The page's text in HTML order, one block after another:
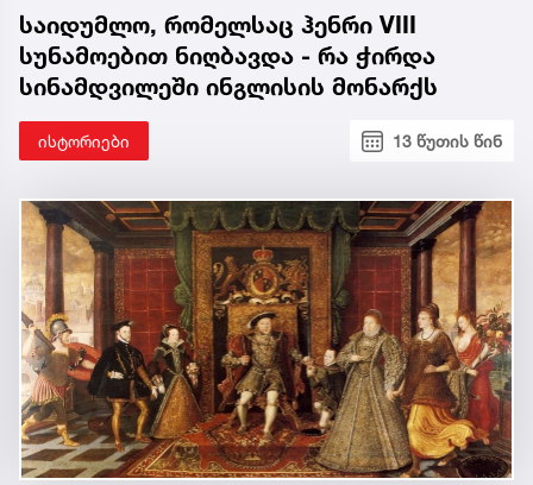
საიდუმლო, რომელსაც ჰენრი VIII
სუნამოებით ნიღბავდა - რა ჭირდა
სინამდვილეში ინგლისის მონარქს
ისტორიები 13 წუთის წინ